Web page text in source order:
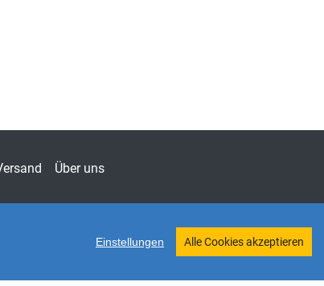
Über uns
Einstellungen Alle Cookies akzeptieren